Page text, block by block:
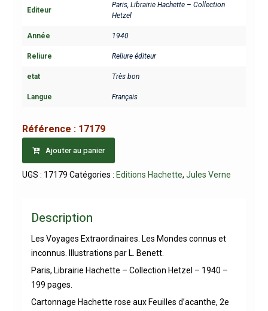
Editeur
Paris, Librairie Hachette – Collection
Hetzel
Année 1940
Reliure Reliure éditeur
etat Très bon
Langue Français
Référence : 17179
Ajouter au panier
UGS : 17179 Catégories : Editions Hachette, Jules Verne
Description
Les Voyages Extraordinaires. Les Mondes connus et
inconnus. Illustrations par L. Benett.
Paris, Librairie Hachette – Collection Hetzel – 1940 –
199 pages.
Cartonnage Hachette rose aux Feuilles d’acanthe, 2e